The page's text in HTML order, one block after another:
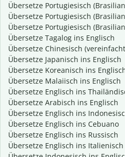
Übersetze Portugiesisch
Übersetze Portugiesisch
Übersetze Portugiesisch
Übersetze Tagalog ins Englisch
Übersetze Chinesisch
Übersetze Japanisch ins Englisch
Übersetze Koreanisch ins
Übersetze Malaiisch ins Englisch
Übersetze Englisch ins
Übersetze Arabisch ins Englisch
Übersetze Englisch ins
Übersetze Englisch ins Cebuano
Übersetze Englisch ins Russisch
Übersetze Englisch ins Italienisch